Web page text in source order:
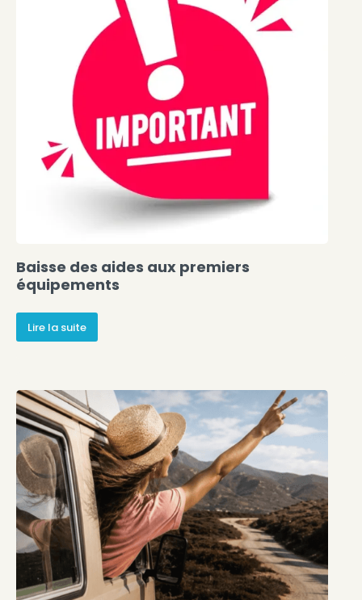
Baisse des aides aux premiers
équipements
Lire la suite